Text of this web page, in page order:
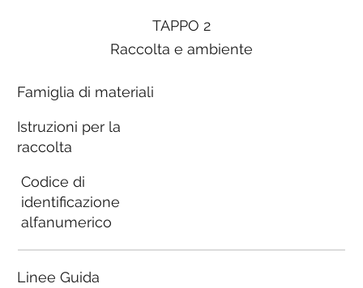
TAPPO 2
Raccolta e ambiente
Famiglia di materiali
Istruzioni per la
raccolta
Codice di
identificazione
alfanumerico
Linee Guida